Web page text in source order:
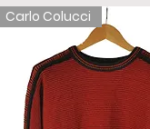
Carlo Colucci